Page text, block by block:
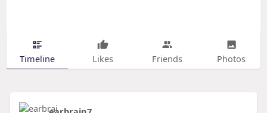
Timeline Likes Friends Photos